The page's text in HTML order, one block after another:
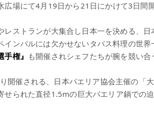
場にて4月19日から21日にかけて3日間開
レストランが大集合し日本一を決める、
インバルには欠かせないタパス料理の世
手権』 も開催されシェフたちが腕を競い合
開催される、日本パエリア協会主催の「
せられた直径1.5mの巨大パエリア鍋での